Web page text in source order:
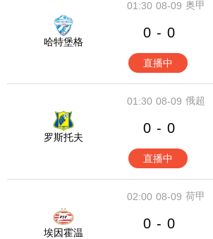
08-09
01:30 奥甲
哈特堡格
0 - 0
直播中
08-09
01:30 俄超
罗斯托夫
0 - 0
直播中
08-09
02:00 荷甲
埃因霍温
0 - 0